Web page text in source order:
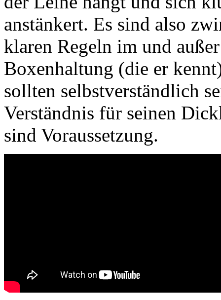
anstänkert. Es sind also
klaren Regeln im und
Boxenhaltung (die er
sollten selbstverständlich
Verständnis für seinen
sind Voraussetzung.